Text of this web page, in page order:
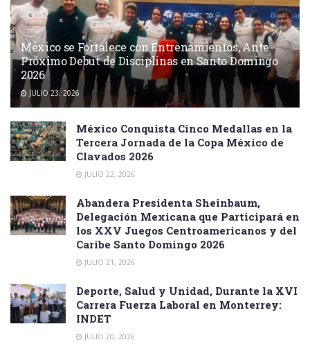
México se Fortalece con Entrenamientos, Ante
Próximo Debut de Disciplinas en Santo Domingo
2026
JULIO 23, 2026
México Conquista Cinco Medallas en la
Tercera Jornada de la Copa México de
Clavados 2026
JULIO 22, 2026
Abandera Presidenta Sheinbaum,
Delegación Mexicana que Participará en
los XXV Juegos Centroamericanos y del
Caribe Santo Domingo 2026
JULIO 21, 2026
Deporte, Salud y Unidad, Durante la XVI
Carrera Fuerza Laboral en Monterrey:
INDET
JULIO 20, 2026